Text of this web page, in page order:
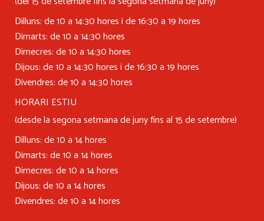
Dilluns: de 10 a 14:30 hores i de 16:30 a 19 hores
Dimarts: de 10 a 14:30 hores
Dimecres: de 10 a 14:30 hores
Dijous: de 10 a 14:30 hores i de 16:30 a 19 hores
Divendres: de 10 a 14:30 hores
HORARI ESTIU
(desde la segona setmana de juny fins al 15 de setembre)
Dilluns: de 10 a 14 hores
Dimarts: de 10 a 14 hores
Dimecres: de 10 a 14 hores
Dijous: de 10 a 14 hores
Divendres: de 10 a 14 hores